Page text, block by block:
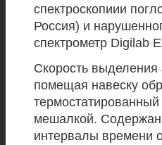
спектроскопиии
Россия) и
спектрометр Digilab
Скорость выделения
помещая навеску
мешалкой.
интервалы времени